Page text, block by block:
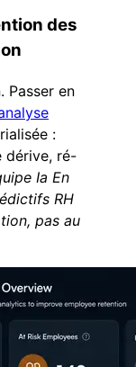
des
Passer en
:
dérive, ré-
Ia En
RH
pas au